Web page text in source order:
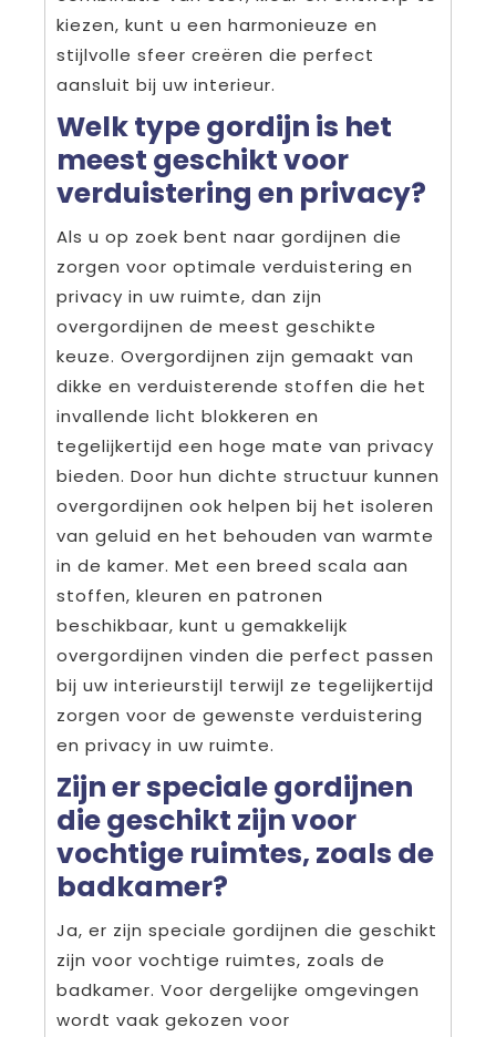
kiezen, kunt u een harmonieuze en
stijlvolle sfeer creëren die perfect
aansluit bij uw interieur.
Welk type gordijn is het
meest geschikt voor
verduistering en privacy?
Als u op zoek bent naar gordijnen die
zorgen voor optimale verduistering en
privacy in uw ruimte, dan zijn
overgordijnen de meest geschikte
keuze. Overgordijnen zijn gemaakt van
dikke en verduisterende stoffen die het
invallende licht blokkeren en
tegelijkertijd een hoge mate van privacy
bieden. Door hun dichte structuur kunnen
overgordijnen ook helpen bij het isoleren
van geluid en het behouden van warmte
in de kamer. Met een breed scala aan
stoffen, kleuren en patronen
beschikbaar, kunt u gemakkelijk
overgordijnen vinden die perfect passen
bij uw interieurstijl terwijl ze tegelijkertijd
zorgen voor de gewenste verduistering
en privacy in uw ruimte.
Zijn er speciale gordijnen
die geschikt zijn voor
vochtige ruimtes, zoals de
badkamer?
Ja, er zijn speciale gordijnen die geschikt
zijn voor vochtige ruimtes, zoals de
badkamer. Voor dergelijke omgevingen
wordt vaak gekozen voor